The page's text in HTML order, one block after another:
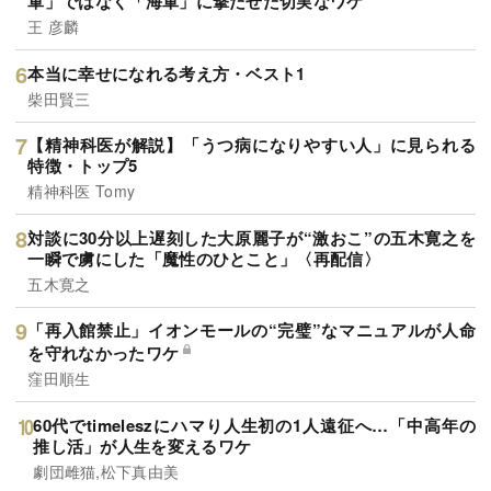
王 彦麟
本当に幸せになれる考え方・ベスト1
柴田賢三
【精神科医が解説】「うつ病になりやすい人」に見られる
特徴・トップ5
精神科医 Tomy
対談に30分以上遅刻した大原麗子が“激おこ”の五木寛之を
一瞬で虜にした「魔性のひとこと」〈再配信〉
五木寛之
「再入館禁止」イオンモールの“完璧”なマニュアルが人命
を守れなかったワケ
窪田順生
60代でtimeleszにハマり人生初の1人遠征へ…「中高年の
推し活」が人生を変えるワケ
劇団雌猫,松下真由美